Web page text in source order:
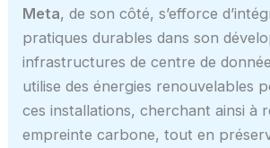
Meta, de son côté, s’efforce
pratiques durables dans son
infrastructures de centre de
utilise des énergies renouvelables
ces installations, cherchant ainsi à
empreinte carbone, tout en